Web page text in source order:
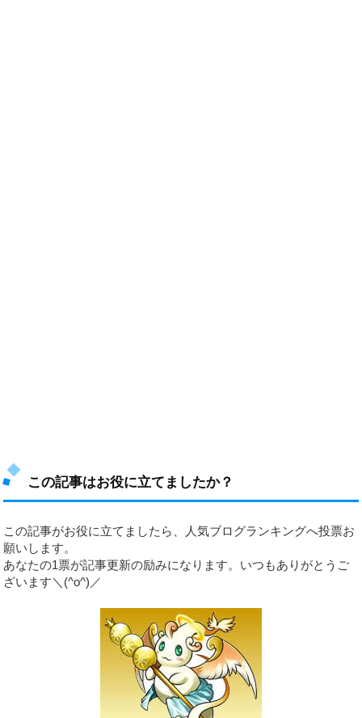
この記事はお役に立てましたか？
この記事がお役に立てましたら、人気ブログランキングへ投票お
願いします。
あなたの1票が記事更新の励みになります。いつもありがとうご
ざいます＼(^o^)／